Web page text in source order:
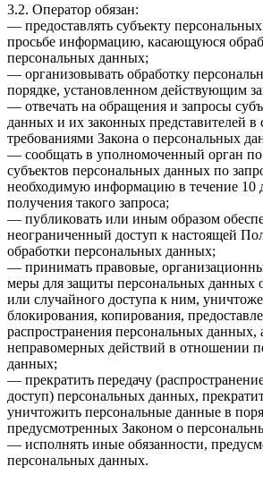
3.2. Оператор обязан:
— предоставлять субъекту
просьбе информацию, касающуюся
персональных данных;
— организовывать обработку
порядке, установленном действующим
— отвечать на обращения и запросы
данных и их законных представителей в
требованиями Закона о персональных
— сообщать в уполномоченный орган по
субъектов персональных данных по
необходимую информацию в течение 10
получения такого запроса;
— публиковать или иным образом
неограниченный доступ к настоящей
обработки персональных данных;
— принимать правовые,
меры для защиты персональных данных
или случайного доступа к ним,
блокирования, копирования,
распространения персональных данных,
неправомерных действий в отношении
данных;
— прекратить передачу
доступ) персональных данных,
уничтожить персональные данные в
предусмотренных Законом о
— исполнять иные обязанности,
персональных данных.